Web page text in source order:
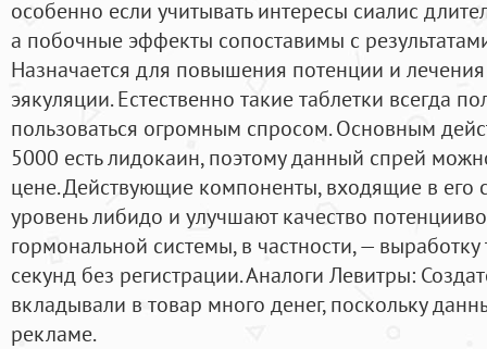
особенно если учитывать интересы сиалис
а побочные эффекты сопоставимы с
Назначается для повышения потенции и
эякуляции. Естественно такие таблетки всегда
пользоваться огромным спросом. Основным
5000 есть лидокаин, поэтому данный спрей
цене. Действующие компоненты, входящие в его
уровень либидо и улучшают качество
гормональной системы, в частности, —
секунд без регистрации. Аналоги Левитры:
вкладывали в товар много денег, поскольку
рекламе.